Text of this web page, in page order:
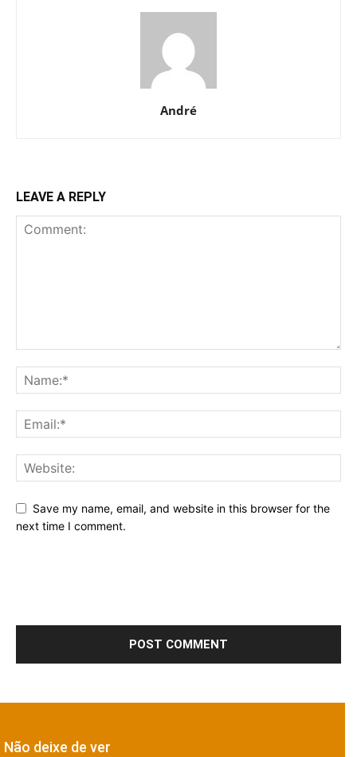
André
LEAVE A REPLY
Save my name, email, and website in this browser for the
next time I comment.
Não deixe de ver